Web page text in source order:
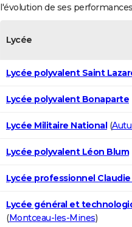
l'évolution de ses
Lycée
Lycée polyvalent Saint
Lycée polyvalent Bonaparte
Lycée Militaire National(
Lycée polyvalent Léon Blum
Lycée professionnel
Lycée général et
(Montceau-les-Mines)